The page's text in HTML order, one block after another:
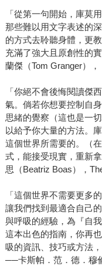
「從第一句開始，庫莫
那些難以用文字表述的
的方式去聆聽身體，更
充滿了強大且原創性的
蘭傑（Tom Granger）
「你絕不會後悔閱讀傑
氣。倘若你想要控制自
思緒的覺察（這也是一
以給予你大量的方法。
這個世界所需要的。（
式，能接受現實，重新
思（Beatriz Boas），
「這個世界不需要更多
讓我們找到最適合自己
與呼吸的經驗，為『自
這本出色的指南，你再
吸的資訊、技巧或方法
──卡斯帕．范．德．穆